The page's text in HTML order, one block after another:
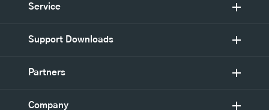
Service
Support Downloads
Partners
Company